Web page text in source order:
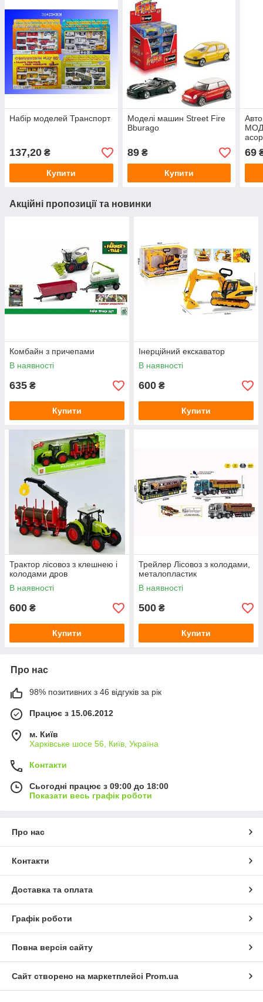
Набір моделей Транспорт
137,20 ₴
Купити
Моделі машин Street Fire
Bburago
89₴
Купити
69
Акційні пропозиції та новинки
Комбайн з причепами
В наявності
635 ₴
Купити
Інерційний екскаватор
В наявності
600 ₴
Купити
Трактор лісовоз з клешнею і
колодами дров
В наявності
600 ₴
Купити
Трейлер Лісовоз з колодами,
металопластик
В наявності
500 ₴
Купити
Про нас
98% позитивних з 46 відгуків за рік
Працює з 15.06.2012
м. Київ
Харківське шосе 56, Київ, Україна
Контакти
Сьогодні працює з 09:00 до 18:00
Показати весь графік роботи
Про нас
Контакти
Доставка та оплата
Графік роботи
Повна версія сайту
Сайт створено на маркетплейсі Prom.ua